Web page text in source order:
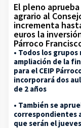
El pleno
agrario al
incrementa
euros la
Párroco
• Todos los
ampliación de la
para el CEIP
incorporará dos
de 2 años
• También se
correspondientes
que serán el